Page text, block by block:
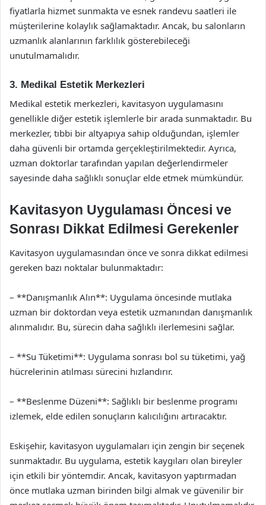
fiyatlarla hizmet sunmakta ve esnek randevu saatleri ile
müşterilerine kolaylık sağlamaktadır. Ancak, bu salonların
uzmanlık alanlarının farklılık gösterebileceği
unutulmamalıdır.
3. Medikal Estetik Merkezleri
Medikal estetik merkezleri, kavitasyon uygulamasını
genellikle diğer estetik işlemlerle bir arada sunmaktadır. Bu
merkezler, tıbbi bir altyapıya sahip olduğundan, işlemler
daha güvenli bir ortamda gerçekleştirilmektedir. Ayrıca,
uzman doktorlar tarafından yapılan değerlendirmeler
sayesinde daha sağlıklı sonuçlar elde etmek mümkündür.
Kavitasyon Uygulaması Öncesi ve
Sonrası Dikkat Edilmesi Gerekenler
Kavitasyon uygulamasından önce ve sonra dikkat edilmesi
gereken bazı noktalar bulunmaktadır:
– **Danışmanlık Alın**: Uygulama öncesinde mutlaka
uzman bir doktordan veya estetik uzmanından danışmanlık
alınmalıdır. Bu, sürecin daha sağlıklı ilerlemesini sağlar.
– **Su Tüketimi**: Uygulama sonrası bol su tüketimi, yağ
hücrelerinin atılması sürecini hızlandırır.
– **Beslenme Düzeni**: Sağlıklı bir beslenme programı
izlemek, elde edilen sonuçların kalıcılığını artıracaktır.
Eskişehir, kavitasyon uygulamaları için zengin bir seçenek
sunmaktadır. Bu uygulama, estetik kaygıları olan bireyler
için etkili bir yöntemdir. Ancak, kavitasyon yaptırmadan
önce mutlaka uzman birinden bilgi almak ve güvenilir bir